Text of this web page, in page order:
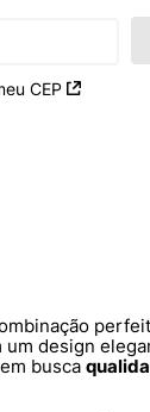
CEP
um design
busca